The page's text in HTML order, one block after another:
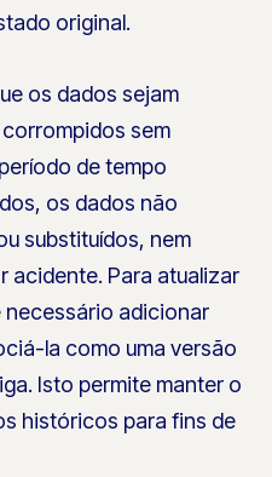
original.
os dados sejam
sem
de tempo
os dados não
substituídos, nem
acidente. Para atualizar
necessário adicionar
la como uma versão
Isto permite manter o
históricos para fins de